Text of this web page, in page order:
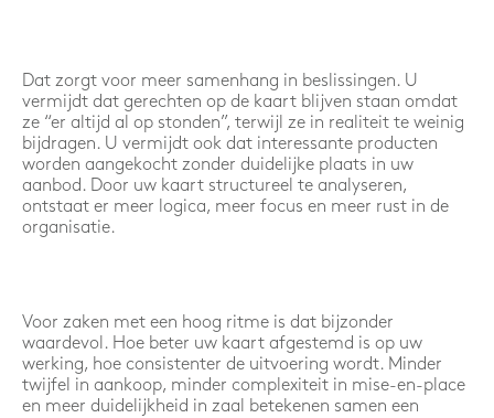
Dat zorgt voor meer samenhang in beslissingen. U
vermijdt dat gerechten op de kaart blijven staan omdat
ze “er altijd al op stonden”, terwijl ze in realiteit te weinig
bijdragen. U vermijdt ook dat interessante producten
worden aangekocht zonder duidelijke plaats in uw
aanbod. Door uw kaart structureel te analyseren,
ontstaat er meer logica, meer focus en meer rust in de
organisatie.
Voor zaken met een hoog ritme is dat bijzonder
waardevol. Hoe beter uw kaart afgestemd is op uw
werking, hoe consistenter de uitvoering wordt. Minder
twijfel in aankoop, minder complexiteit in mise-en-place
en meer duidelijkheid in zaal betekenen samen een